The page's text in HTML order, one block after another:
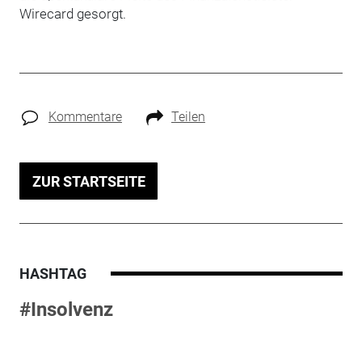
Wirecard gesorgt.
Kommentare Teilen
ZUR STARTSEITE
HASHTAG
#Insolvenz